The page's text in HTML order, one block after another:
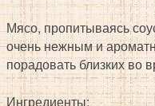
Мясо, пропитываясь
очень нежным и
порадовать близких во
Ингредиенты: